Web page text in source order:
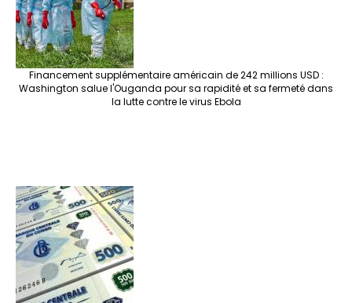
Financement supplémentaire américain de 242 millions USD :
Washington salue l'Ouganda pour sa rapidité et sa fermeté dans
la lutte contre le virus Ebola